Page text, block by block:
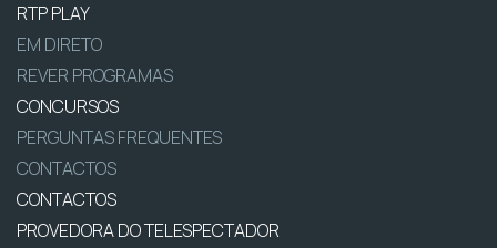
RTP PLAY
EM DIRETO
REVER PROGRAMAS
CONCURSOS
PERGUNTAS FREQUENTES
CONTACTOS
CONTACTOS
PROVEDORA DO TELESPECTADOR